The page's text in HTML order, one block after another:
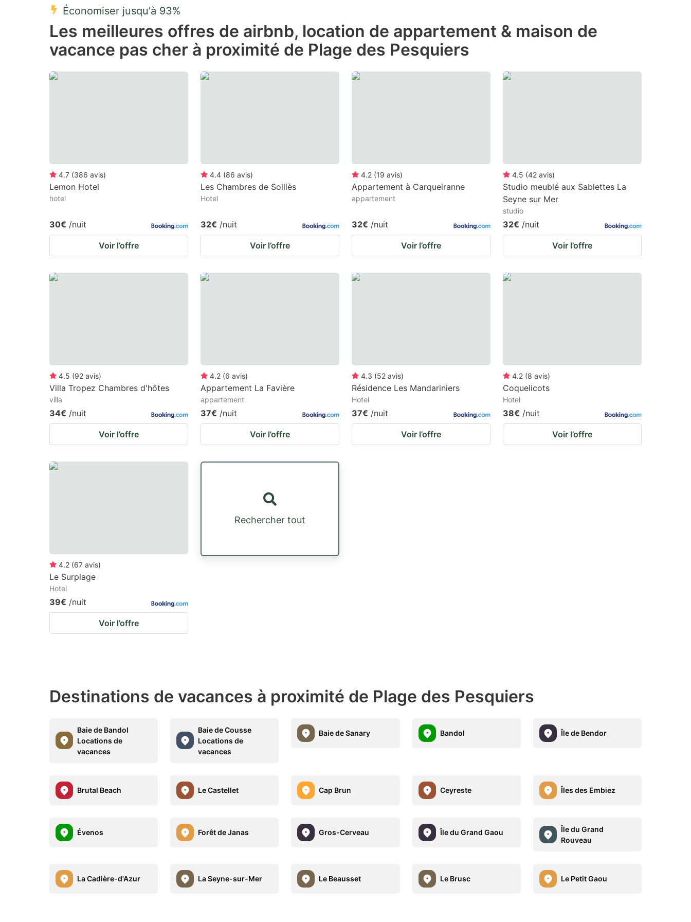
Press
the
question
for
changing
the
question
for
changing
Économiser jusqu'à 93%
Les meilleures offres de airbnb, location de appartement & maison de
vacance pas cher à proximité de Plage des Pesquiers
4.7 (386 avis)
Lemon Hotel
hotel
30€ /nuit
Voir l’offre
4.4 (86 avis)
Les Chambres de Solliès
Hotel
32€ /nuit
Voir l’offre
4.2 (19 avis)
Appartement à Carqueiranne
appartement
32€ /nuit
Voir l’offre
4.5 (42 avis)
Studio meublé aux Sablettes La
Seyne sur Mer
studio
32€ /nuit
Voir l’offre
4.5 (92 avis)
Villa Tropez Chambres d'hôtes
villa
34€ /nuit
Voir l’offre
4.2 (6 avis)
Appartement La Favière
appartement
37€ /nuit
Voir l’offre
4.3 (52 avis)
Résidence Les Mandariniers
Hotel
37€ /nuit
Voir l’offre
4.2 (8 avis)
Coquelicots
Hotel
38€ /nuit
Voir l’offre
4.2 (67 avis)
Le Surplage
Hotel
39€ /nuit
Voir l’offre
Rechercher tout
Destinations de vacances à proximité de Plage des Pesquiers
Baie de Bandol
Locations de
vacances
Baie de Cousse
Locations de
vacances
Baie de Sanary Bandol Île de Bendor
Brutal Beach Le Castellet Cap Brun Ceyreste Îles des Embiez
Évenos Forêt de Janas Gros-Cerveau Île du Grand Gaou
Île du Grand
Rouveau
La Cadière-d'Azur La Seyne-sur-Mer Le Beausset Le Brusc Le Petit Gaou